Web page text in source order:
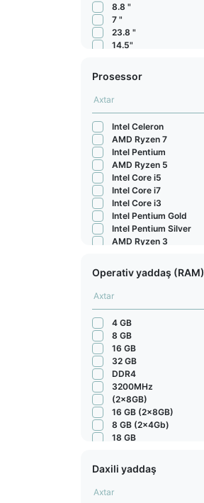
8.8 "
7 "
23.8 "
14.5"
14.2" 3024 x 1964 px
18"
13.3"
13.6"
14"
15.6"
16"
17.3"
Prosessor
Intel Celeron
AMD Ryzen 7
Intel Pentium
AMD Ryzen 5
Intel Core i5
Intel Core i7
Intel Core i3
Intel Pentium Gold
Intel Pentium Silver
AMD Ryzen 3
Apple M1
Apple M2
Apple M2 Pro
Apple M3 Pro
Apple M3
Apple M1 8-Core
AMD Ryzen
i9
Intel Core 5
Intel Core Ultra 7
Intel
12700H
Intel Core Ultra 5
Intel Core Ultra 9
Apple M4 Pro
Operativ yaddaş (RAM)
4 GB
8 GB
16 GB
32 GB
DDR4
3200MHz
(2x8GB)
16 GB (2x8GB)
8 GB (2x4Gb)
18 GB
8GB (2x4GB)
4GB
32GB (2x16GB)
Daxili yaddaş